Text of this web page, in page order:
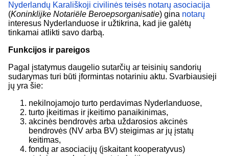
Nyderlandų Karališkoji civilinės teisės notarų asociacija
(Koninklijke Notariële Beroepsorganisatie) gina notarų
interesus Nyderlanduose ir užtikrina, kad jie galėtų
tinkamai atlikti savo darbą.
Funkcijos ir pareigos
Pagal įstatymus daugelio sutarčių ar teisinių sandorių
sudarymas turi būti įformintas notariniu aktu. Svarbiausieji
jų yra šie:
nekilnojamojo turto perdavimas Nyderlanduose,
turto įkeitimas ir įkeitimo panaikinimas,
akcinės bendrovės arba uždarosios akcinės
bendrovės (NV arba BV) steigimas ar jų įstatų
keitimas,
fondų ar asociacijų (įskaitant kooperatyvus)